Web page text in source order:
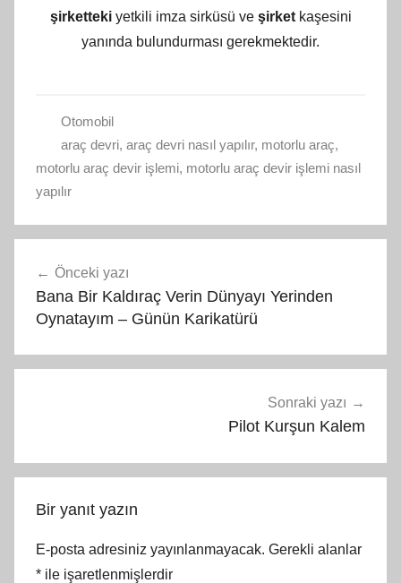
şirkettekiyetkili imza sirküsü ve şirketkaşesini
yanında bulundurması gerekmektedir.
Otomobil
araç devri, araç devri nasıl yapılır, motorlu araç,
motorlu araç devir işlemi, motorlu araç devir işlemi nasıl
yapılır
gezinmesi
Önceki yazı
Bana Bir Kaldıraç Verin Dünyayı Yerinden
Oynatayım – Günün Karikatürü
Sonraki yazı
Pilot Kurşun Kalem
Bir yanıt yazın
E-posta adresiniz yayınlanmayacak. Gerekli alanlar
* ile işaretlenmişlerdir